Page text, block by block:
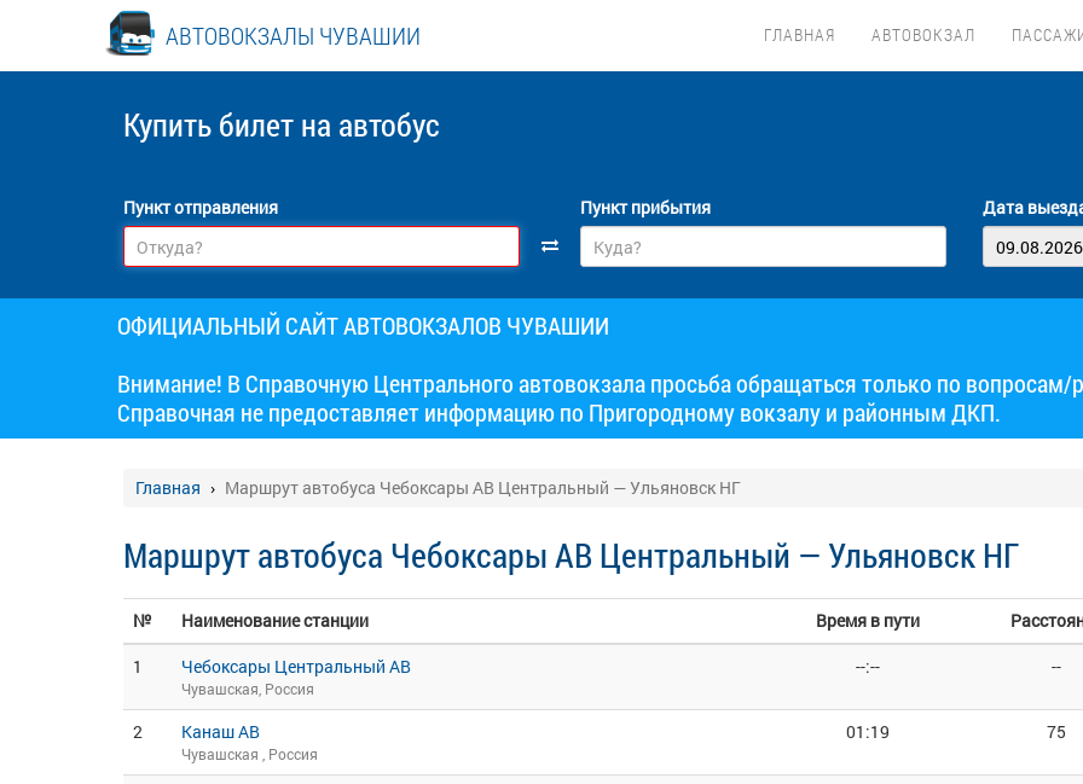
АВТОВОКЗАЛЫ ЧУВАШИИ ГЛАВНАЯ АВТОВОКЗАЛ
Купить билет на автобус
Пункт отправления Пункт прибытия Дата
ОФИЦИАЛЬНЫЙ САЙТ АВТОВОКЗАЛОВ ЧУВАШИИ
Внимание! В Справочную Центрального автовокзала просьба обращаться только по вопросам/
Справочная не предоставляет информацию по Пригородному вокзалу и районным ДКП.
Главная Маршрут автобуса Чебоксары АВ Центральный — Ульяновск НГ
Маршрут автобуса Чебоксары АВ Центральный — Ульяновск НГ
№ Наименование станции Время в пути
1
Чебоксары Центральный АВ
Чувашская, Россия
--:-- --
2 Канаш АВ
Чувашская , Россия
01:19 75